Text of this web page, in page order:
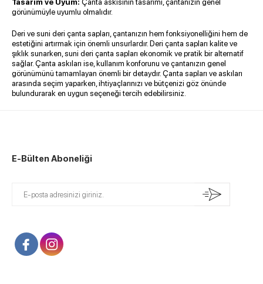
görünümüyle uyumlu olmalıdır.
Deri ve suni deri çanta sapları , çantanızın hem fonksiyonelliğini hem de
estetiğini artırmak için önemli unsurlardır. Deri çanta sapları kalite ve
şıklık sunarken, suni deri çanta sapları ekonomik ve pratik bir alternatif
sağlar. Çanta askıları ise, kullanım konforunu ve çantanızın genel
görünümünü tamamlayan önemli bir detaydır. Çanta sapları ve askıları
arasında seçim yaparken, ihtiyaçlarınızı ve bütçenizi göz önünde
bulundurarak en uygun seçeneği tercih edebilirsiniz.
E-Bülten Aboneliği